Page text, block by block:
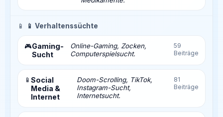
📱 📱 Verhaltenssüchte
🎮Gaming-
Sucht
Online-Gaming, Zocken,
Computerspielsucht.
59
Beiträge
📱 Social
Media &
Internet
Doom-Scrolling, TikTok,
Instagram-Sucht,
Internetsucht.
81
Beiträge